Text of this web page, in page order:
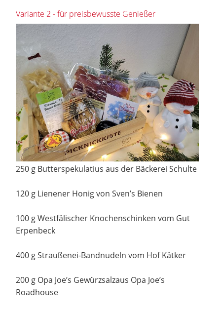
Variante 2 - für preisbewusste Genießer
250 g Butterspekulatius aus der Bäckerei Schulte
120 g Lienener Honig von Sven’s Bienen
100 g Westfälischer Knochenschinken vom Gut
Erpenbeck
400 g Straußenei-Bandnudeln vom Hof Kätker
200 g Opa Joe’s Gewürzsalzaus Opa Joe’s
Roadhouse